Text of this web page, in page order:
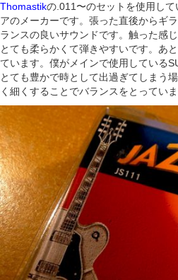
YouTube
Online Lesson
Thomastikの.011〜のセットを使用して
アのメーカーです。張った直後からギ
ランスの良いサウンドです。触った感
とても柔らかくて弾きやすいです。あ
ています。僕がメインで使用している
とても豊かで時として出過ぎてしまう
く細くすることでバランスをとっていま